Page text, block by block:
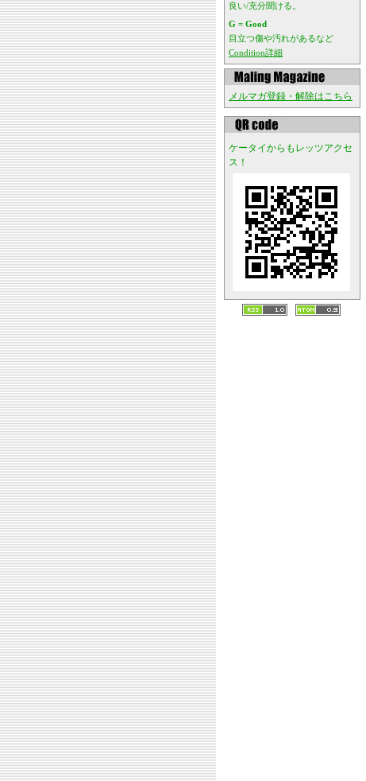
良い/充分聞ける。
G = Good
目立つ傷や汚れがあるなど
Condition詳細
メルマガ登録・解除はこちら
ケータイからもレッツアクセ
ス！